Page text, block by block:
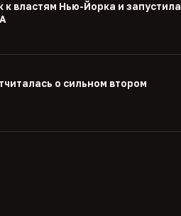
к властям Нью-Йорка и запустила
о сильном втором